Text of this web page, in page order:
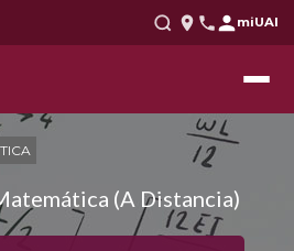
miUAI
(A Distancia)